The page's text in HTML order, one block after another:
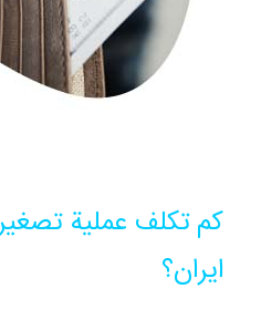
كم تكلف عملية
ايران؟